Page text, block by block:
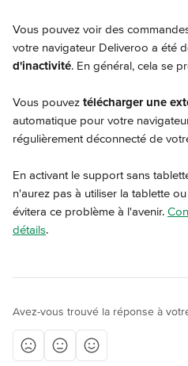
Vous pouvez voir des
votre navigateur Deliveroo a été
d'inactivité. En général, cela se
Vous pouvez télécharger une
automatique pour votre
régulièrement déconnecté de
En activant le support sans
n'aurez pas à utiliser la tablette
évitera ce problème à l'avenir.
détails.
Avez-vous trouvé la réponse à